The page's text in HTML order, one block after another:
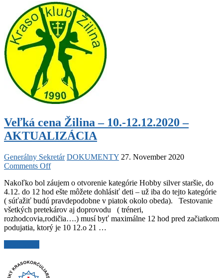
od
11.11.2020
do
20.11.2020
Veľká cena Žilina – 10.-12.12.2020 –
AKTUALIZÁCIA
Generálny Sekretár DOKUMENTY 27. November 2020
Comments Offon
cena
Žilina
–
10.-12.12.2020
–
AKTUALIZÁCIA
Nakoľko bol záujem o otvorenie kategórie Hobby silver staršie, do
4.12. do 12 hod ešte môžete dohlásiť deti – už iba do tejto kategórie
( súťažiť budú pravdepodobne v piatok okolo obeda). Testovanie
všetkých pretekárov aj doprovodu ( tréneri,
rozhodcovia,rodičia….) musí byť maximálne 12 hod pred začiatkom
podujatia, ktorý je 10 12.o 21 …
Žilina